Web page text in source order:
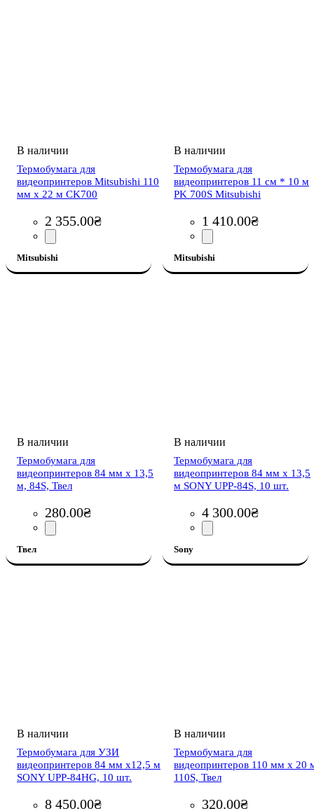
Термобумага для
видеопринтеров Mitsubishi 110
мм х 22 м CK700
2 355.00₴
Mitsubishi
Термобумага для
видеопринтеров 11 см * 10 м
PK 700S Mitsubishi
1 410.00₴
Mitsubishi
Термобумага для
видеопринтеров 84 мм x 13,5
м, 84S, Твел
280.00₴
Твел
Термобумага для
видеопринтеров 84 мм x 13,5
м SONY UPP-84S, 10 шт.
4 300.00₴
Sony
Термобумага для УЗИ
видеопринтеров 84 мм x12,5 м
SONY UPP-84HG, 10 шт.
8 450.00₴
Термобумага для
видеопринтеров 110 мм x 20
110S, Твел
320.00₴